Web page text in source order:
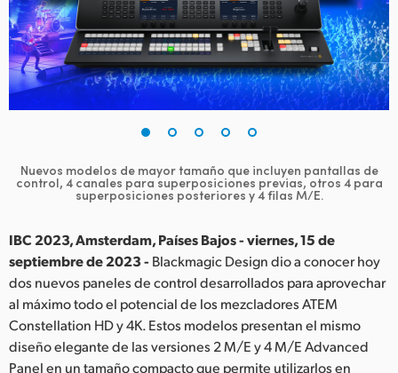
Denmark
Finland
France
Hong Kong SAR, China
Italy
Japan
Korea
Mexico
Nuevos modelos de mayor tamaño que incluyen pantallas de
control, 4 canales para superposiciones previas, otros 4 para
superposiciones posteriores y 4 filas M/E.
IBC 2023, Amsterdam, Países Bajos - viernes, 15 de
septiembre de 2023 - Blackmagic Design dio a conocer hoy
dos nuevos paneles de control desarrollados para aprovechar
al máximo todo el potencial de los mezcladores ATEM
Constellation HD y 4K. Estos modelos presentan el mismo
diseño elegante de las versiones 2 M/E y 4 M/E Advanced
Panel en un tamaño compacto que permite utilizarlos en